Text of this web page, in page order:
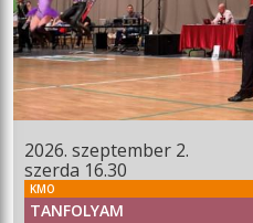
2026. szeptember 2.
szerda 16.30
KMO
TANFOLYAM